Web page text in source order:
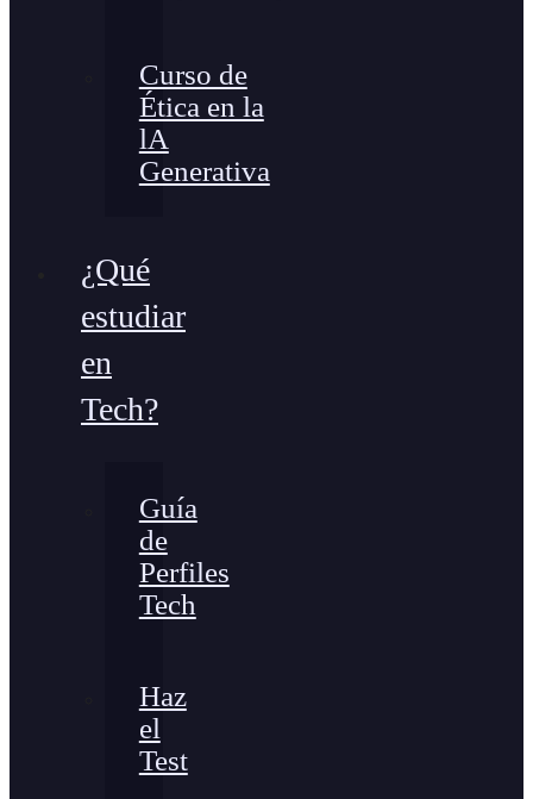
Curso de
Ética en la
lA
Generativa
¿Qué
estudiar
en
Tech?
Guía
de
Perfiles
Tech
Haz
el
Test